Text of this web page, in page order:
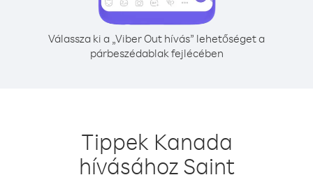
Válassza ki a „Viber Out hívás” lehetőséget a
párbeszédablak fejlécében
Tippek Kanada
hívásához Saint